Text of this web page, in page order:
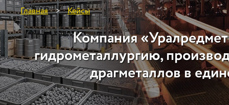
Главная > Кейсы
Компания
гидрометаллургию,
драгметаллов в